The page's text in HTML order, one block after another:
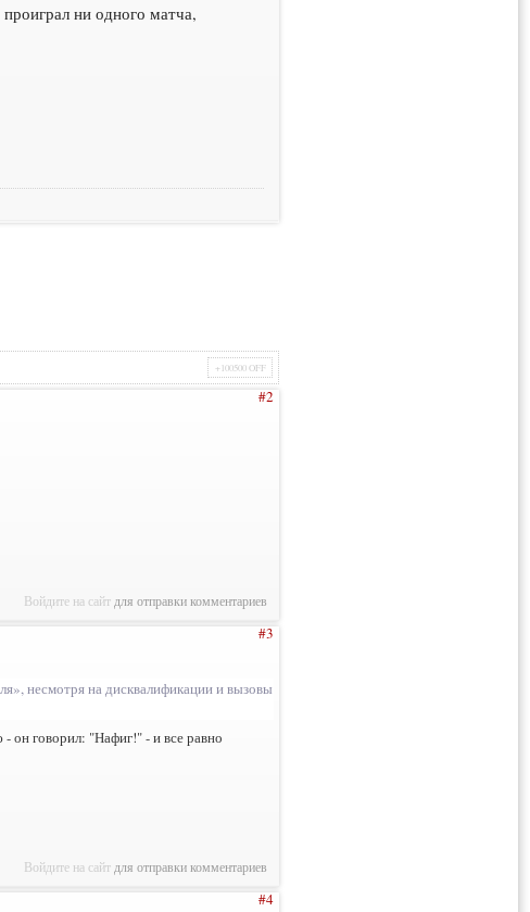
ни одного матча,
+100500 OFF
#2
Войдите на сайт для отправки комментариев
#3
несмотря на дисквалификации и вызовы
он говорил: "Нафиг!" - и все равно
Войдите на сайт для отправки комментариев
#4